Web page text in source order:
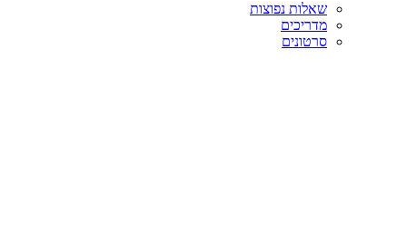
שאלות נפוצות
מדריכים
סרטונים